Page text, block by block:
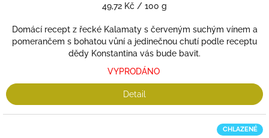
Měrná
49,72 Kč / 100 g
Domácí recept z řecké Kalamaty s červeným suchým vínem a
pomerančem s bohatou vůní a jedinečnou chutí podle receptu
dědy Konstantina vás bude bavit.
VYPRODÁNO
Detail
CHLAZENÉ